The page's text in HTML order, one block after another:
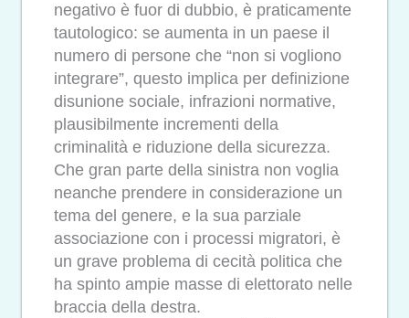
negativo è fuor di dubbio, è praticamente
tautologico: se aumenta in un paese il
numero di persone che “non si vogliono
integrare”, questo implica per definizione
disunione sociale, infrazioni normative,
plausibilmente incrementi della
criminalità e riduzione della sicurezza.
Che gran parte della sinistra non voglia
neanche prendere in considerazione un
tema del genere, e la sua parziale
associazione con i processi migratori, è
un grave problema di cecità politica che
ha spinto ampie masse di elettorato nelle
braccia della destra.